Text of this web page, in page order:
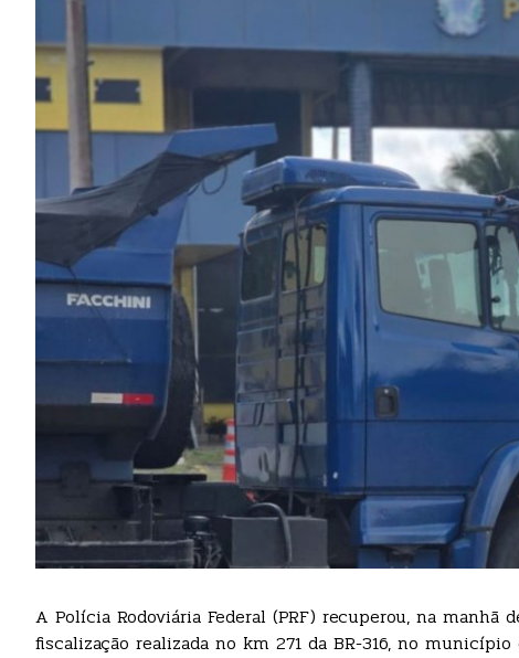
A Polícia Rodoviária Federal (PRF) recuperou, na
fiscalização realizada no km 271 da BR-316, no